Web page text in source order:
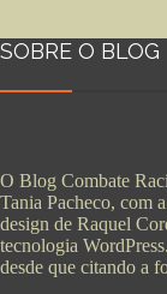
SOBRE O BLOG
O Blog Combate
Tania Pacheco, com
design de Raquel
tecnologia
desde que citando a